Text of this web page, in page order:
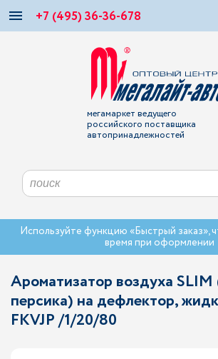
+7 (495) 36-36-678
мегамаркет ведущего
российского поставщика
автопринадлежностей
Используйте функцию «Быстрый заказ»,
время при оформлении
Ароматизатор воздуха
персика) на дефлектор,
FKVJP /1/20/80